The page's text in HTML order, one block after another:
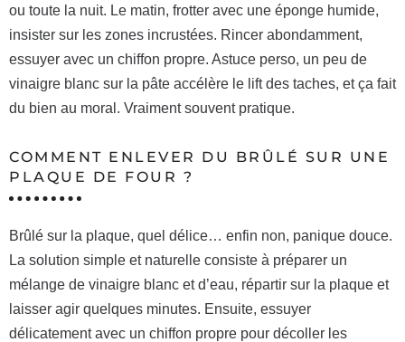
ou toute la nuit. Le matin, frotter avec une éponge humide,
insister sur les zones incrustées. Rincer abondamment,
essuyer avec un chiffon propre. Astuce perso, un peu de
vinaigre blanc sur la pâte accélère le lift des taches, et ça fait
du bien au moral. Vraiment souvent pratique.
COMMENT ENLEVER DU BRÛLÉ SUR UNE
PLAQUE DE FOUR ?
Brûlé sur la plaque, quel délice… enfin non, panique douce.
La solution simple et naturelle consiste à préparer un
mélange de vinaigre blanc et d’eau, répartir sur la plaque et
laisser agir quelques minutes. Ensuite, essuyer
délicatement avec un chiffon propre pour décoller les